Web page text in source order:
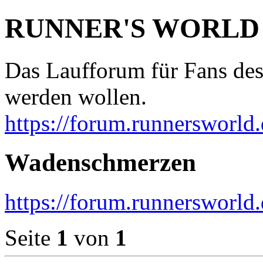
RUNNER'S WORLD
Das Laufforum für Fans
werden wollen.
https://
Wadenschmerzen
https://
Seite 1 von 1